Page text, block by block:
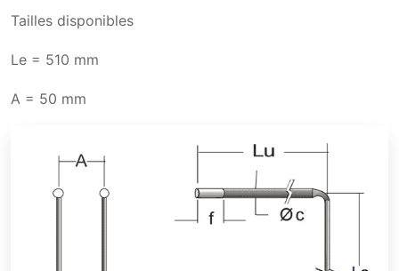
Tailles disponibles
Le = 510 mm
A = 50 mm